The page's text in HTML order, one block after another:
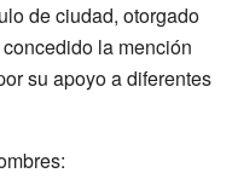
de ciudad, otorgado
la mención
su apoyo a diferentes